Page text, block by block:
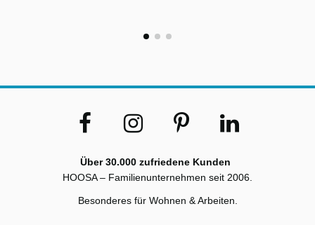
Über 30.000 zufriedene Kunden
HOOSA – Familienunternehmen seit 2006.
Besonderes für Wohnen & Arbeiten.